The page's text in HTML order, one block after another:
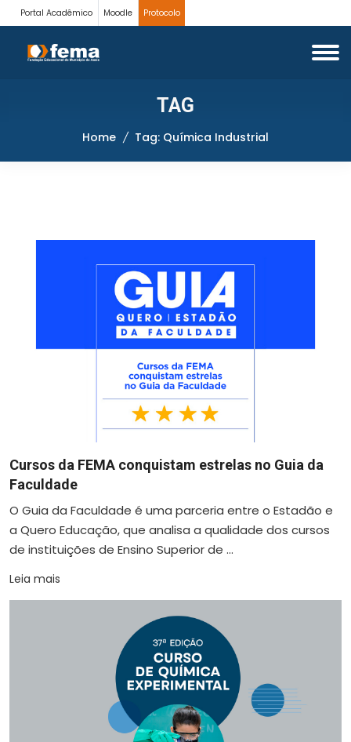
Portal Acadêmico Moodle Protocolo
TAG
Home Tag: Química Industrial
Cursos da FEMA conquistam estrelas no Guia da
Faculdade
O Guia da Faculdade é uma parceria entre o Estadão e
a Quero Educação, que analisa a qualidade dos cursos
de instituições de Ensino Superior de ...
Leia mais